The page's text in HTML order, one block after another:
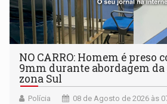
NO CARRO: Homem é preso
9mm durante abordagem da
zona Sul
Polícia 08 de Agosto de 2026 às